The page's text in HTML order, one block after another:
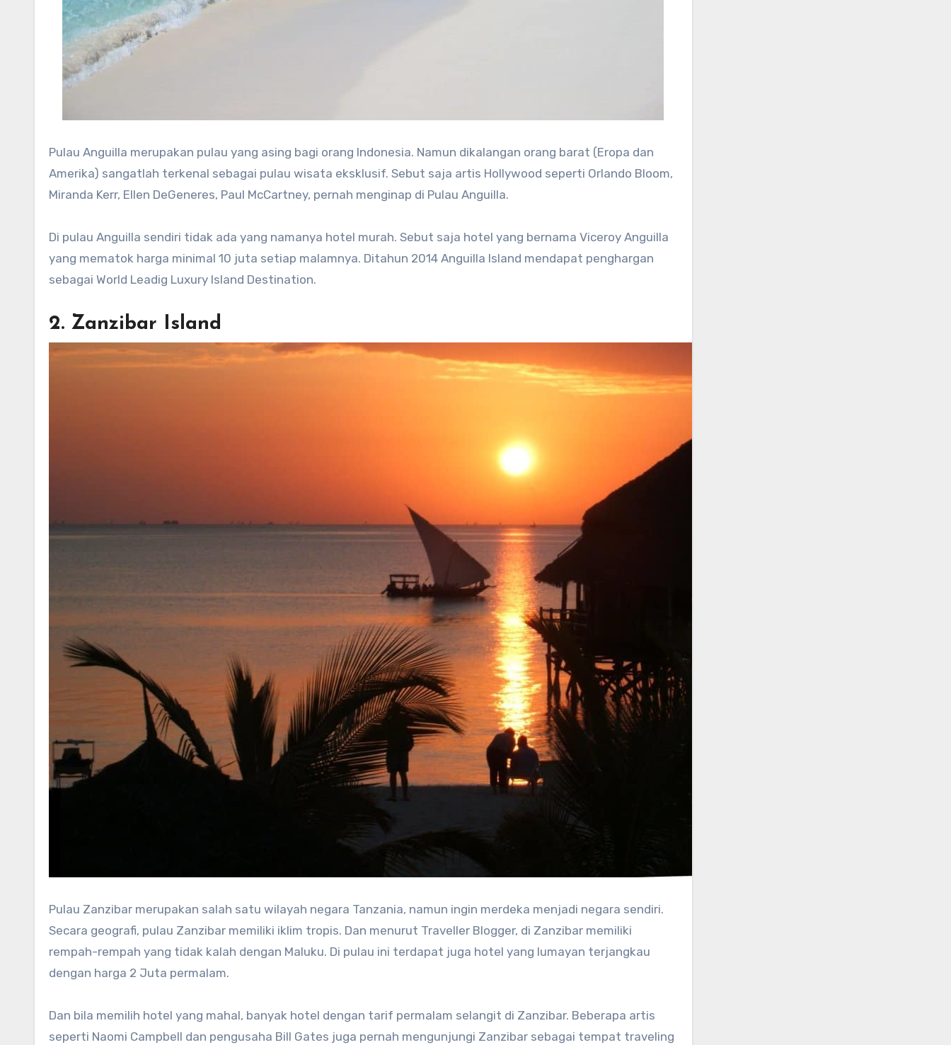
Pulau Anguilla merupakan pulau yang asing bagi orang Indonesia. Namun dikalangan orang barat (Eropa dan
Amerika) sangatlah terkenal sebagai pulau wisata eksklusif. Sebut saja artis Hollywood seperti Orlando Bloom,
Miranda Kerr, Ellen DeGeneres, Paul McCartney, pernah menginap di Pulau Anguilla.
Di pulau Anguilla sendiri tidak ada yang namanya hotel murah. Sebut saja hotel yang bernama Viceroy Anguilla
yang mematok harga minimal 10 juta setiap malamnya. Ditahun 2014 Anguilla Island mendapat penghargan
sebagai World Leadig Luxury Island Destination.
2. Zanzibar Island
Pulau Zanzibar merupakan salah satu wilayah negara Tanzania, namun ingin merdeka menjadi negara sendiri.
Secara geografi, pulau Zanzibar memiliki iklim tropis. Dan menurut Traveller Blogger, di Zanzibar memiliki
rempah-rempah yang tidak kalah dengan Maluku. Di pulau ini terdapat juga hotel yang lumayan terjangkau
dengan harga 2 Juta permalam.
Dan bila memilih hotel yang mahal, banyak hotel dengan tarif permalam selangit di Zanzibar. Beberapa artis
seperti Naomi Campbell dan pengusaha Bill Gates juga pernah mengunjungi Zanzibar sebagai tempat traveling